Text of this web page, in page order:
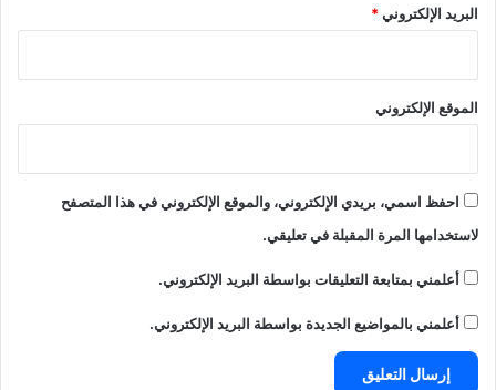
البريد الإلكتروني*
الموقع الإلكتروني
احفظ اسمي، بريدي الإلكتروني، والموقع الإلكتروني في هذا المتصفح
لاستخدامها المرة المقبلة في تعليقي.
أعلمني بمتابعة التعليقات بواسطة البريد الإلكتروني.
أعلمني بالمواضيع الجديدة بواسطة البريد الإلكتروني.